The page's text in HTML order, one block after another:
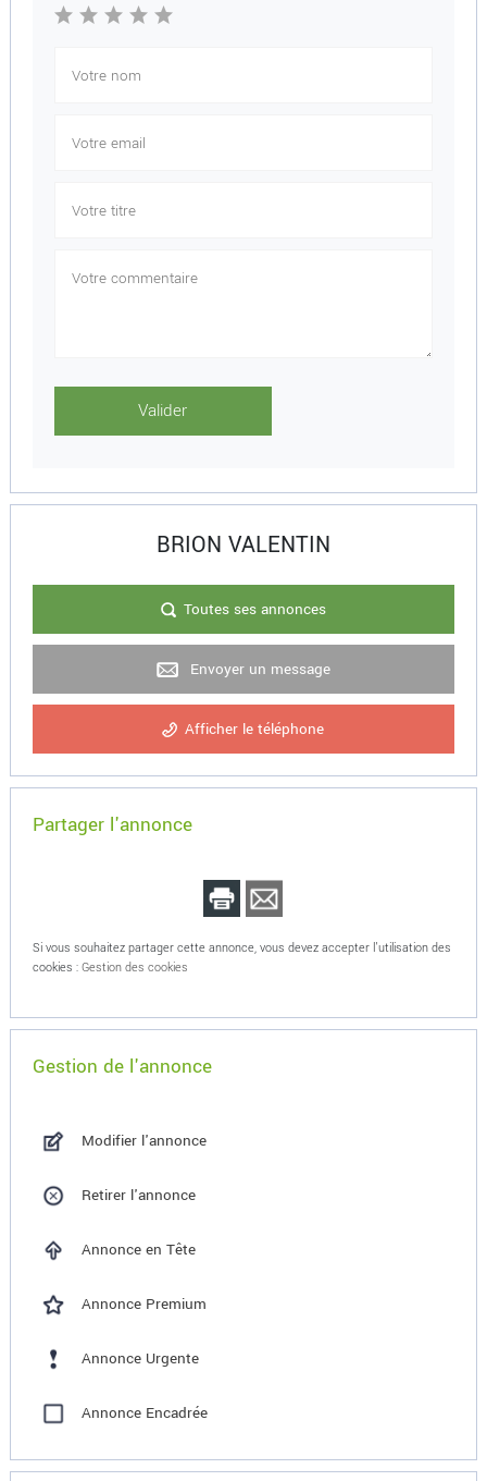
BRION VALENTIN
Toutes ses annonces
Envoyer un message
Afficher le téléphone
Partager l'annonce
Si vous souhaitez partager cette annonce, vous devez accepter l'utilisation des
cookies : Gestion des cookies
Gestion de l'annonce
Modifier l'annonce
Retirer l'annonce
Annonce en Tête
Annonce Premium
Annonce Urgente
Annonce Encadrée